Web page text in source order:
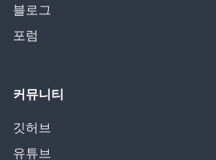
블로그
포럼
커뮤니티
깃허브
유튜브